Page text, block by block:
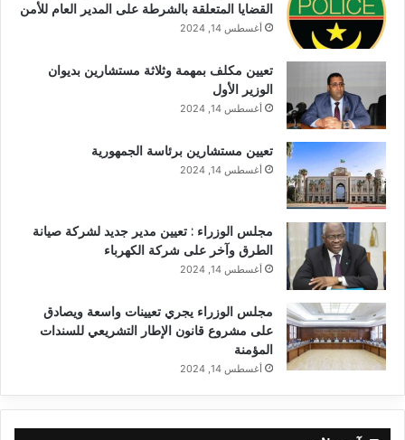
القضايا المتعلقة بالشرطة على المدير العام للأمن
أغسطس 14, 2024
تعيين مكلف بمهمة وثلاثة مستشارين بديوان
الوزير الأول
أغسطس 14, 2024
تعيين مستشارين برئاسة الجمهورية
أغسطس 14, 2024
مجلس الوزراء : تعيين مدير جديد لشركة صيانة
الطرق وآخر على شركة الكهرباء
أغسطس 14, 2024
مجلس الوزراء يجري تعيينات واسعة ويصادق
على مشروع قانون الإطار التشريعي للسندات
المؤمنة
أغسطس 14, 2024